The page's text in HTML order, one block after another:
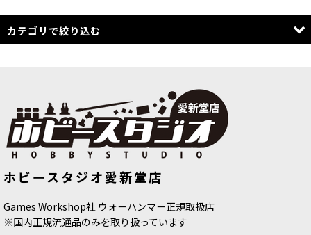
在庫あり
並び順:
カテゴリで絞り込む
40,000：ボックスセット
IMPERIUM：スペースマリーン
IMPERIUM：スペースマリーン系戦団
IMPERIUM：スペースウルフ
IMPERIUM：ダークエンジェル
ホビースタジオ愛新堂店
Games Workshop社 ウォーハンマー正規取扱店
※国内正規流通品のみを取り扱っています